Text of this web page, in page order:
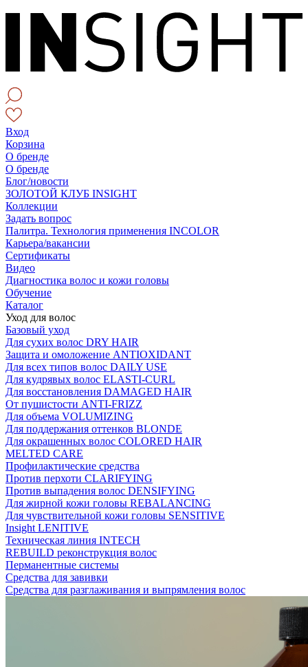
Вход
Корзина
О бренде
О бренде
Блог/новости
ЗОЛОТОЙ КЛУБ INSIGHT
Коллекции
Задать вопрос
Палитра. Технология применения INCOLOR
Карьера/вакансии
Сертификаты
Видео
Диагностика волос и кожи головы
Обучение
Каталог
Уход для волос
Базовый уход
Для сухих волос DRY HAIR
Защита и омоложение ANTIOXIDANT
Для всех типов волос DAILY USE
Для кудрявых волос ELASTI-CURL
Для восстановления DAMAGED HAIR
От пушистости ANTI-FRIZZ
Для объема VOLUMIZING
Для поддержания оттенков BLONDE
Для окрашенных волос COLORED HAIR
MELTED CARE
Профилактические средства
Против перхоти CLARIFYING
Против выпадения волос DENSIFYING
Для жирной кожи головы REBALANCING
Для чувствительной кожи головы SENSITIVE
Insight LENITIVE
Техническая линия INTECH
REBUILD реконструкция волос
Перманентные системы
Средства для завивки
Средства для разглаживания и выпрямления волос